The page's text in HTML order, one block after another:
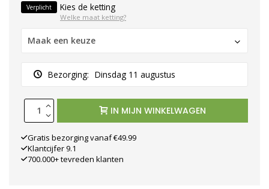
Verplicht Kies de ketting
Welke maat ketting?
Maak een keuze
Bezorging: Dinsdag 11 augustus
IN MIJN WINKELWAGEN
Gratis bezorging vanaf €49.99
Klantcijfer 9.1
700.000+ tevreden klanten